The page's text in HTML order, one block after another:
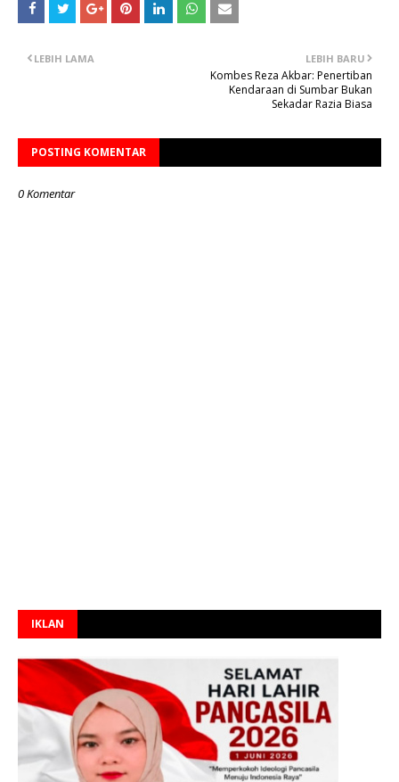
LEBIH BARU
Kombes Reza Akbar: Penertiban
Kendaraan di Sumbar Bukan
Sekadar Razia Biasa
LEBIH LAMA
POSTING KOMENTAR
0 Komentar
IKLAN